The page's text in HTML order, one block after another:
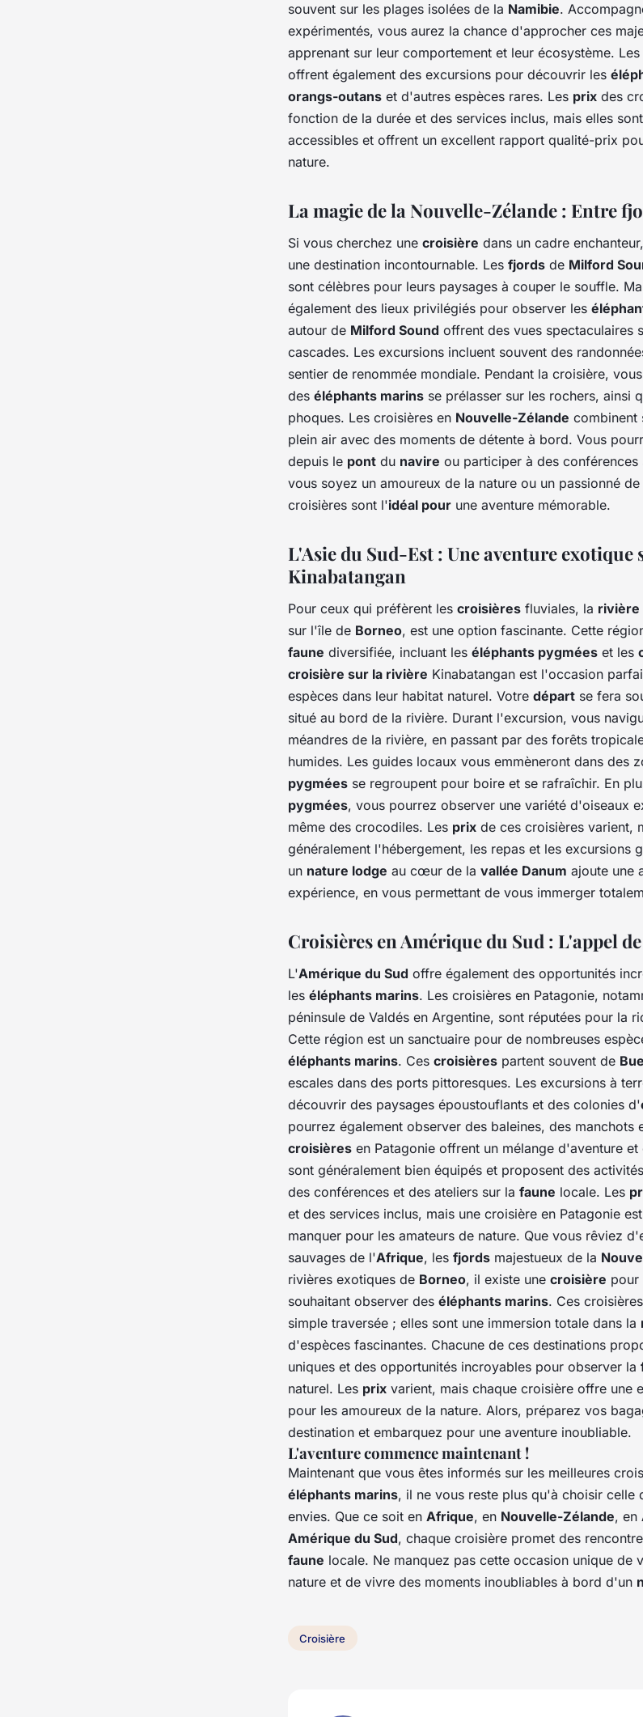
souvent sur les plages isolées de la Namibie.
expérimentés, vous aurez la chance d'approcher ces
apprenant sur leur comportement et leur écosystème. Les
offrent également des excursions pour découvrir les
orangs-outans et d'autres espèces rares. Les prix des
fonction de la durée et des services inclus, mais elles
accessibles et offrent un excellent rapport qualité-prix
nature.
La magie de la Nouvelle-Zélande : Entre
Si vous cherchez une croisière dans un cadre
une destination incontournable. Les fjords de Milford
sont célèbres pour leurs paysages à couper le souffle.
également des lieux privilégiés pour observer les
autour de Milford Sound offrent des vues spectaculaires
cascades. Les excursions incluent souvent des
sentier de renommée mondiale. Pendant la croisière,
des éléphants marins se prélasser sur les rochers, ainsi
phoques. Les croisières en Nouvelle-Zélande combinent
plein air avec des moments de détente à bord. Vous
depuis le pont du navire ou participer à des conférences
vous soyez un amoureux de la nature ou un passionné
croisières sont l'idéal pour une aventure mémorable.
L'Asie du Sud-Est : Une aventure
Kinabatangan
Pour ceux qui préfèrent les croisières fluviales, la rivière
sur l'île de Borneo, est une option fascinante. Cette
faune diversifiée, incluant les éléphants pygmées et les
croisière sur la rivière Kinabatangan est l'occasion
espèces dans leur habitat naturel. Votre départ se fera
situé au bord de la rivière. Durant l'excursion, vous
méandres de la rivière, en passant par des forêts
humides. Les guides locaux vous emmèneront dans des
pygmées se regroupent pour boire et se rafraîchir. En
pygmées, vous pourrez observer une variété d'oiseaux
même des crocodiles. Les prix de ces croisières varient,
généralement l'hébergement, les repas et les excursions
un nature lodge au cœur de la vallée Danum ajoute une
expérience, en vous permettant de vous immerger
Croisières en Amérique du Sud : L'appel
L'Amérique du Sud offre également des opportunités
les éléphants marins. Les croisières en Patagonie,
péninsule de Valdés en Argentine, sont réputées pour la
Cette région est un sanctuaire pour de nombreuses
éléphants marins. Ces croisières partent souvent de
escales dans des ports pittoresques. Les excursions à
découvrir des paysages époustouflants et des colonies d'
pourrez également observer des baleines, des manchots
croisières en Patagonie offrent un mélange d'aventure
sont généralement bien équipés et proposent des
des conférences et des ateliers sur la faune locale. Les
et des services inclus, mais une croisière en Patagonie
manquer pour les amateurs de nature. Que vous rêviez
sauvages de l'Afrique, les fjords majestueux de la
rivières exotiques de Borneo, il existe une croisière pour
souhaitant observer des éléphants marins. Ces
simple traversée ; elles sont une immersion totale dans la
d'espèces fascinantes. Chacune de ces destinations
uniques et des opportunités incroyables pour observer la
naturel. Les prix varient, mais chaque croisière offre une
pour les amoureux de la nature. Alors, préparez vos
destination et embarquez pour une aventure inoubliable.
L'aventure commence maintenant !
Maintenant que vous êtes informés sur les meilleures
éléphants marins, il ne vous reste plus qu'à choisir celle
envies. Que ce soit en Afrique, en Nouvelle-Zélande, en
Amérique du Sud, chaque croisière promet des
faune locale. Ne manquez pas cette occasion unique de
nature et de vivre des moments inoubliables à bord d'un
Croisière